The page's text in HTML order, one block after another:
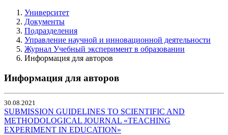
Университет
Документы
Подразделения
Управление научной и инновационной деятельности
Журнал Учебный эксперимент в образовании
Информация для авторов
Информация для авторов
30.08.2021
SUBMISSION GUIDELINES TO SCIENTIFIC AND
METHODOLOGICAL JOURNAL «TEACHING
EXPERIMENT IN EDUCATION»